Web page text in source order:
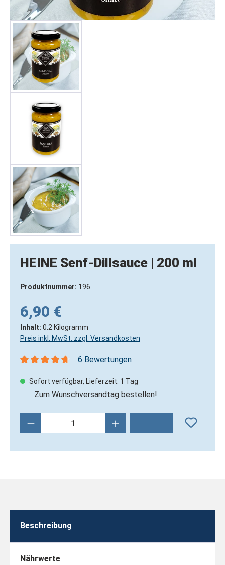
HEINE Senf-Dillsauce | 200 ml
Produktnummer: 196
6,90 €
Inhalt: 0.2 Kilogramm
Preis inkl. MwSt. zzgl. Versandkosten
6 Bewertungen
Sofort verfügbar, Lieferzeit: 1 Tag
Zum Wunschversandtag bestellen!
Produkt Anzahl: Gib den gewünschten
Beschreibung
Nährwerte